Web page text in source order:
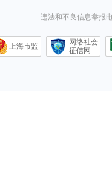
违法和不良信息举报
上海市监
网络社会
征信网